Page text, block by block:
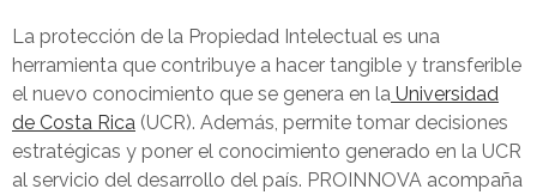
La protección de la Propiedad Intelectual es una
herramienta que contribuye a hacer tangible y transferible
el nuevo conocimiento que se genera en la Universidad
de Costa Rica (UCR). Además, permite tomar decisiones
estratégicas y poner el conocimiento generado en la UCR
al servicio del desarrollo del país. PROINNOVA acompaña